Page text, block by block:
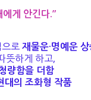
게 안긴다.”
로재물운·명예운
뜻하게 하고,
량함을 더함
대의 조화형 작품